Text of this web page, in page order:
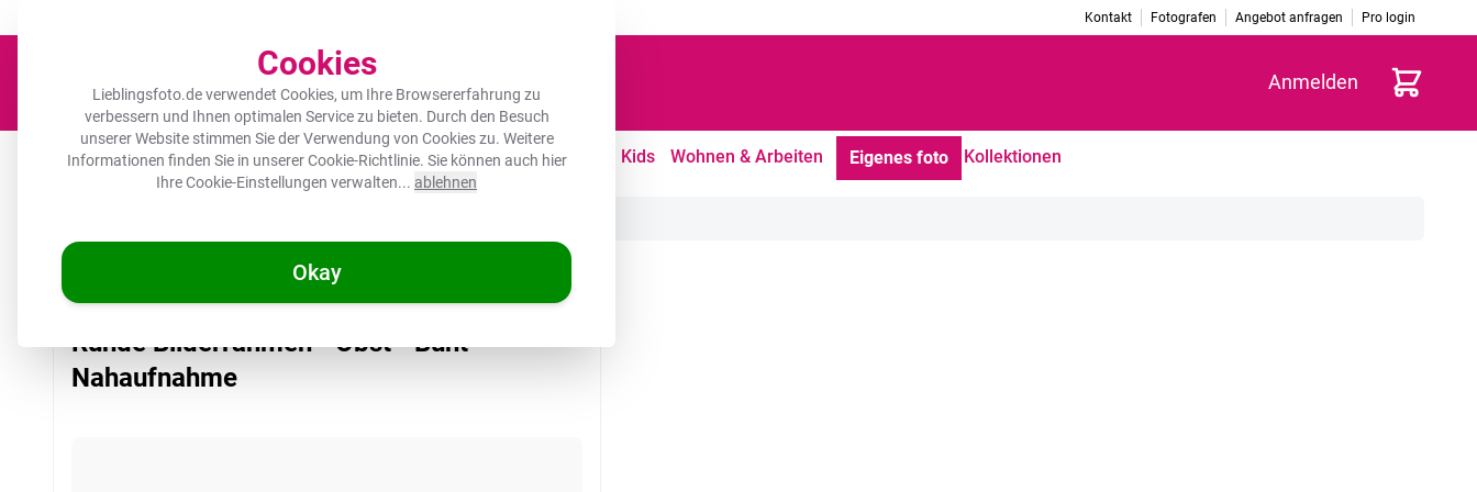
Cookies
Lieblingsfoto.de verwendet Cookies, um Ihre Browsererfahrung zu
verbessern und Ihnen optimalen Service zu bieten. Durch den Besuch
unserer Website stimmen Sie der Verwendung von Cookies zu. Weitere
Informationen finden Sie in unsererCookie-Richtlinie. Sie können auch hier
Ihre Cookie-Einstellungen verwalten... ablehnen
Okay
Kontakt Fotografen Angebot anfragen Pro login
Anmelden Warenkorb
Leinwand Herdabdeckplatte Wanddeko Küche Outdoor Freizeit Kids Wohnen & Arbeiten Eigenes foto Kollektionen
Runde Bilderrahmen - Obst - Bunt - Nahaufnahme
Runde Bilderrahmen - Obst - Bunt -
Nahaufnahme